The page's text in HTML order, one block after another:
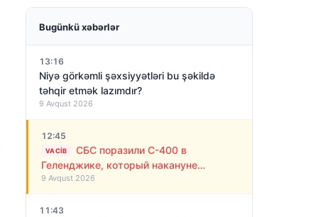
Bugünkü xəbərlər
13:16
Niyə görkəmli şəxsiyyətləri bu şəkildə
təhqir etmək lazımdır?
9 Avqust 2026
12:45
VACIB
СБС поразили С-400 в
Геленджике, который накануне
обстреливал Украину ракетами
9 Avqust 2026
11:43